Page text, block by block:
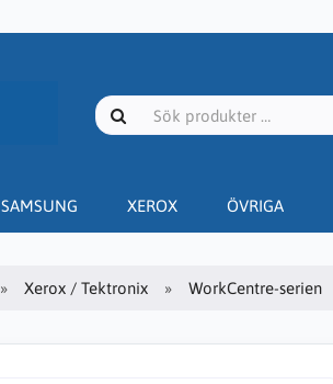
SAMSUNG XEROX ÖVRIGA
Xerox / Tektronix WorkCentre-serien